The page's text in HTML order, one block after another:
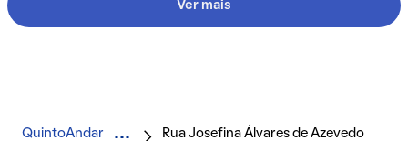
Ver mais
QuintoAndar Rua Josefina Álvares de Azevedo